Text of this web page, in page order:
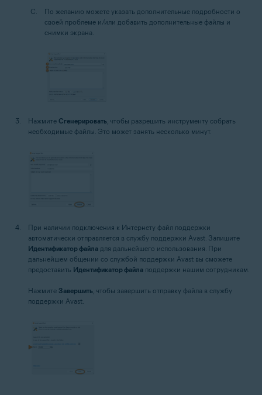
По желанию можете указать дополнительные подробности о
своей проблеме и/или добавить дополнительные файлы и
снимки экрана.
Нажмите Сгенерировать, чтобы разрешить инструменту собрать
необходимые файлы. Это может занять несколько минут.
При наличии подключения к Интернету файл поддержки
автоматически отправляется в службу поддержки Avast. Запишите
Идентификатор файла для дальнейшего использования. При
дальнейшем общении со службой поддержки Avast вы сможете
предоставить Идентификатор файла поддержки нашим сотрудникам.
Нажмите Завершить , чтобы завершить отправку файла в службу
поддержки Avast.